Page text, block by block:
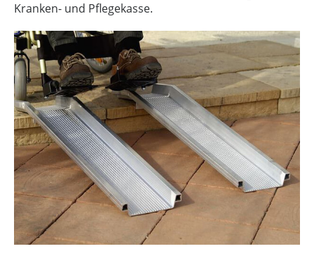
Kranken- und Pflegekasse.